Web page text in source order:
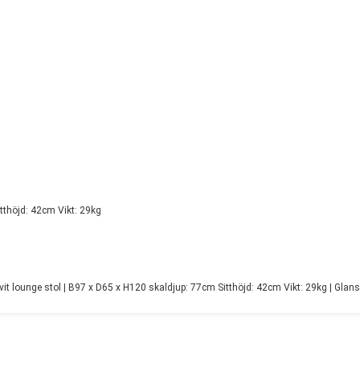
42cm Vikt: 29kg
lounge stol | B97 x D65 x H120 skaldjup: 77cm Sitthöjd: 42cm Vikt: 29kg | Glans